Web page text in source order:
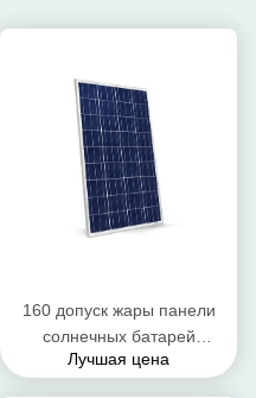
160 допуск жары панели
солнечных батарей
1480*680*40мм ватта
Лучшая цена